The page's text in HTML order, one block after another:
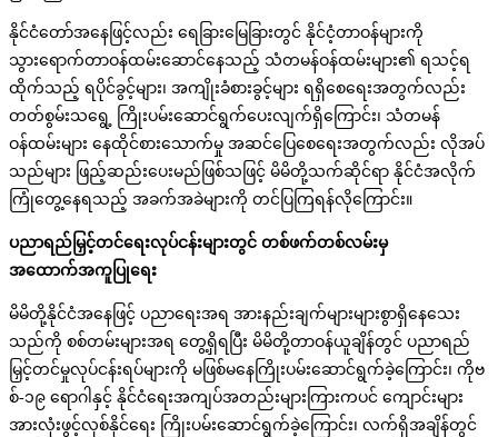
နိုင်ငံတော်အနေဖြင့်လည်း ရေခြားမြေခြားတွင် နိုင်ငံ့တာဝန်များကို
သွားရောက်တာဝန်ထမ်းဆောင်နေသည့် သံတမန်ဝန်ထမ်းများ၏ ရသင့်ရ
ထိုက်သည့် ရပိုင်ခွင့်များ၊ အကျိုးခံစားခွင့်များ ရရှိစေရေးအတွက်လည်း
တတ်စွမ်းသရွေ့ ကြိုးပမ်းဆောင်ရွက်ပေးလျက်ရှိကြောင်း၊ သံတမန်
ဝန်ထမ်းများ နေထိုင်စားသောက်မှု အဆင်ပြေစေရေးအတွက်လည်း လိုအပ်
သည်များ ဖြည့်ဆည်းပေးမည်ဖြစ်သဖြင့် မိမိတို့သက်ဆိုင်ရာ နိုင်ငံအလိုက်
ကြုံတွေ့နေရသည့် အခက်အခဲများကို တင်ပြကြရန်လိုကြောင်း။
ပညာရည်မြှင့်တင်ရေးလုပ်ငန်းများတွင် တစ်ဖက်တစ်လမ်းမှ
အထောက်အကူပြုရေး
မိမိတို့နိုင်ငံအနေဖြင့် ပညာရေးအရ အားနည်းချက်များများစွာရှိနေသေး
သည်ကို စစ်တမ်းများအရ တွေ့ရှိရပြီး မိမိတို့တာဝန်ယူချိန်တွင် ပညာရည်
မြှင့်တင်မှုလုပ်ငန်းရပ်များကို မဖြစ်မနေကြိုးပမ်းဆောင်ရွက်ခဲ့ကြောင်း၊ ကိုဗ
စ်-၁၉ ရောဂါနှင့် နိုင်ငံရေးအကျပ်အတည်းများကြားကပင် ကျောင်းများ
အားလုံးဖွင့်လှစ်နိုင်ရေး ကြိုးပမ်းဆောင်ရွက်ခဲ့ကြောင်း၊ လက်ရှိအချိန်တွင်